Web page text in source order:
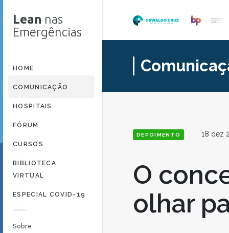
Lean nas
Emergências
HOME
COMUNICAÇÃO
HOSPITAIS
FÓRUM
CURSOS
BIBLIOTECA
VIRTUAL
ESPECIAL COVID-19
Sobre
DEPOIMENTO 18 dez
O
olhar